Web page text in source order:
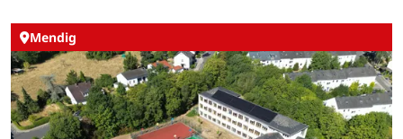
Mendig